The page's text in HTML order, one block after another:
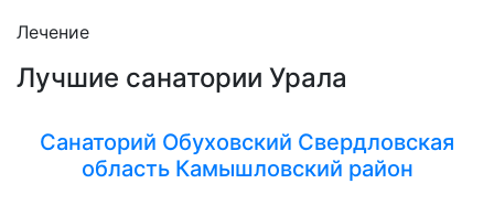
Лечение
Лучшие санатории Урала
Санаторий Обуховский Свердловская
область Камышловский район